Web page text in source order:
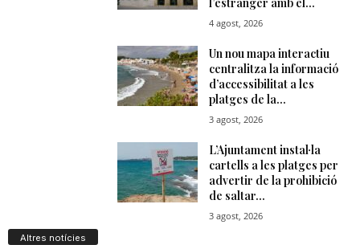
Altres notícies